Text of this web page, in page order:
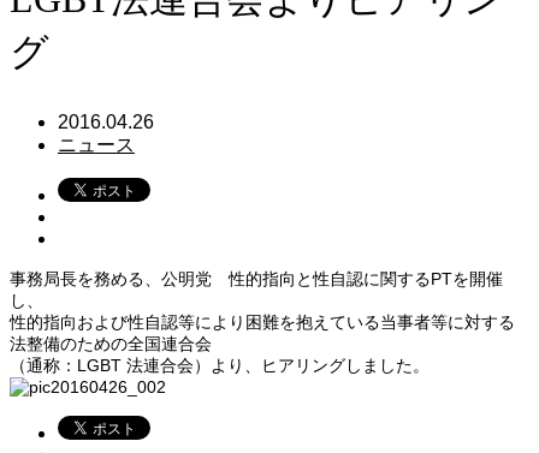
グ
2016.04.26
ニュース
事務局長を務める、公明党 性的指向と性自認に関するPTを開催
し、
性的指向および性自認等により困難を抱えている当事者等に対する
法整備のための全国連合会
（通称：LGBT 法連合会）より、ヒアリングしました。